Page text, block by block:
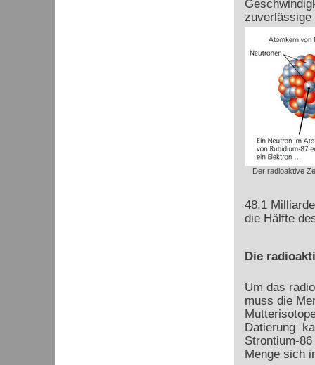
zuverlässige
Der radioaktive
48,1
die Hälfte
Die
Um das
muss die
Datierung
Strontium-
Menge sich